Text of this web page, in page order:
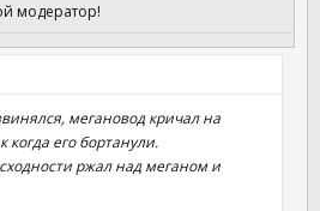
модератор!
мегановод кричал на
когда его бортанули.
ржал над меганом и